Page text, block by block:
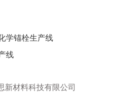
学锚栓生产线
线
新材料科技有限公司